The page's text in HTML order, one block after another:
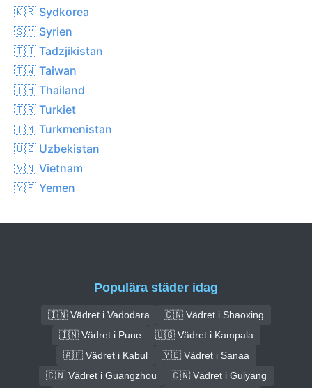
🇰🇷 Sydkorea
🇸🇾 Syrien
🇹🇯 Tadzjikistan
🇹🇼 Taiwan
🇹🇭 Thailand
🇹🇷 Turkiet
🇹🇲 Turkmenistan
🇺🇿 Uzbekistan
🇻🇳 Vietnam
🇾🇪 Yemen
Populära städer idag
🇮🇳 Vädret i Vadodara
🇨🇳 Vädret i Shaoxing
🇮🇳 Vädret i Pune
🇺🇬 Vädret i Kampala
🇦🇫 Vädret i Kabul
🇾🇪 Vädret i Sanaa
🇨🇳 Vädret i Guangzhou
🇨🇳 Vädret i Guiyang